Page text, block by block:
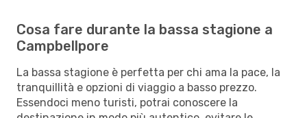
Cosa fare durante la bassa stagione a
Campbellpore
La bassa stagione è perfetta per chi ama la pace, la
tranquillità e opzioni di viaggio a basso prezzo.
Essendoci meno turisti, potrai conoscere la